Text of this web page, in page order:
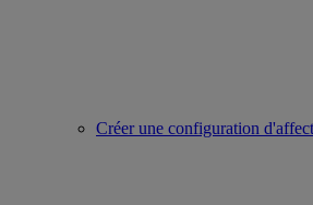
Créer une configuration